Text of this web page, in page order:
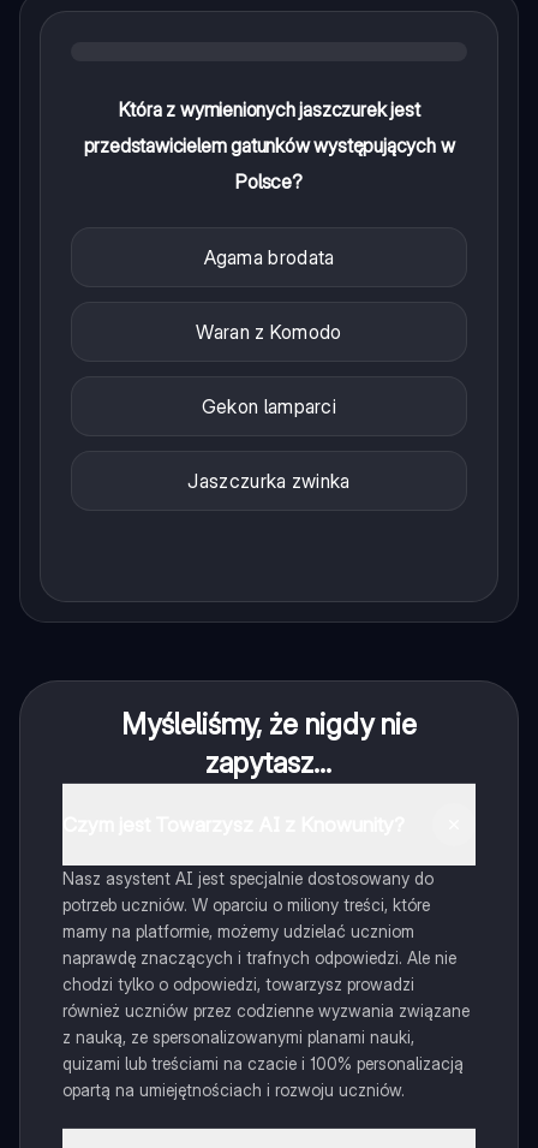
Która z wymienionych jaszczurek jest
przedstawicielem gatunków występujących w
Polsce?
Agama brodata
Waran z Komodo
Gekon lamparci
Jaszczurka zwinka
Myśleliśmy, że nigdy nie
zapytasz...
Nasz asystent AI jest specjalnie dostosowany do
potrzeb uczniów. W oparciu o miliony treści, które
mamy na platformie, możemy udzielać uczniom
naprawdę znaczących i trafnych odpowiedzi. Ale nie
chodzi tylko o odpowiedzi, towarzysz prowadzi
również uczniów przez codzienne wyzwania związane
z nauką, ze spersonalizowanymi planami nauki,
quizami lub treściami na czacie i 100% personalizacją
opartą na umiejętnościach i rozwoju uczniów.